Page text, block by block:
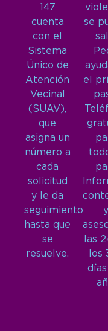
147
cuenta
con el
Sistema
Único de
Atención
Vecinal
(SUAV),
que
asigna un
número a
cada
solicitud
y le da
seguimiento
hasta que
se
resuelve.
se
el
y
las
los
días